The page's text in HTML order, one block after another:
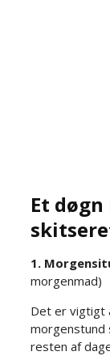
Et
1.
morgenmad)
​Det er vigtigt
morgenstund
resten af